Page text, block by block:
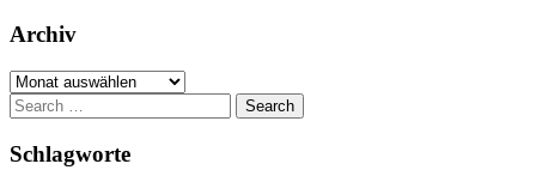
Archiv
Archiv
Search
for:
Schlagworte